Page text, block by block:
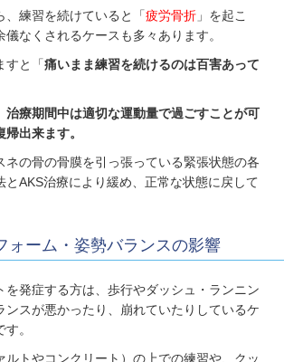
、練習を続けていると「疲労骨折 」を起こ
儀なくされるケースも多々あります。
すと「痛いまま練習を続けるのは百害あって
治療期間中は適切な運動量で過ごすことが可
出来ます。
ネの骨の骨膜を引っ張っている緊張状態の各
とAKS治療により緩め、正常な状態に戻して
ォーム・姿勢バランスの影響
を発症する方は、歩行やダッシュ・ランニン
ンスが悪かったり、崩れていたりしているケ
。
ルトやコンクリート）の上での練習や、クッ